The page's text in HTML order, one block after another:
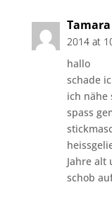
2014 at
hallo
schade
ich nähe
spass
Jahre alt
schob